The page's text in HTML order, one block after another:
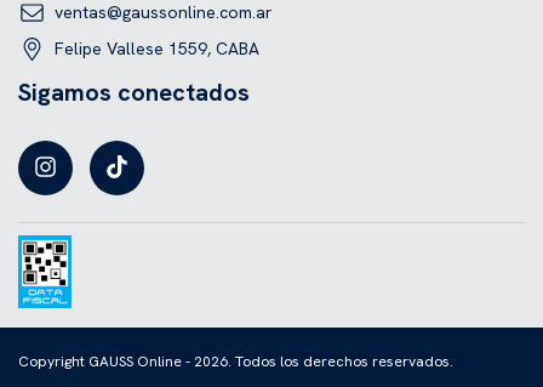
ventas@gaussonline.com.ar
Felipe Vallese 1559, CABA
Sigamos conectados
Copyright GAUSS Online - 2026. Todos los derechos reservados.